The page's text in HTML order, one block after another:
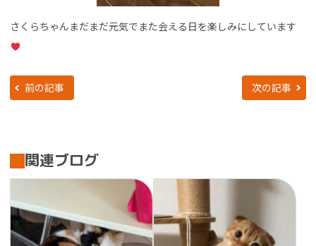
さくらちゃんまだまだ元気でまた会える日を楽しみにしています
前の記事 次の記事
関連ブログ